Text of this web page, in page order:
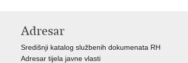
Adresar
Središnji katalog službenih dokumenata RH
Adresar tijela javne vlasti